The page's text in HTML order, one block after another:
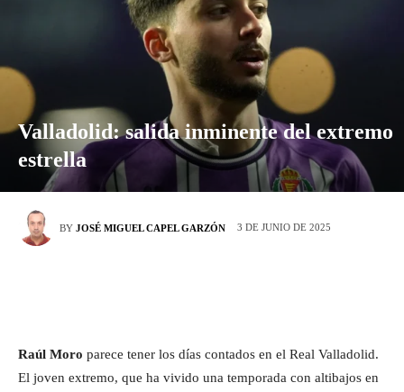
Valladolid: salida inminente del extremo
estrella
BY JOSÉ MIGUEL CAPEL GARZÓN 3 DE JUNIO DE 2025
Raúl Moro parece tener los días contados en el Real Valladolid.
El joven extremo, que ha vivido una temporada con altibajos en